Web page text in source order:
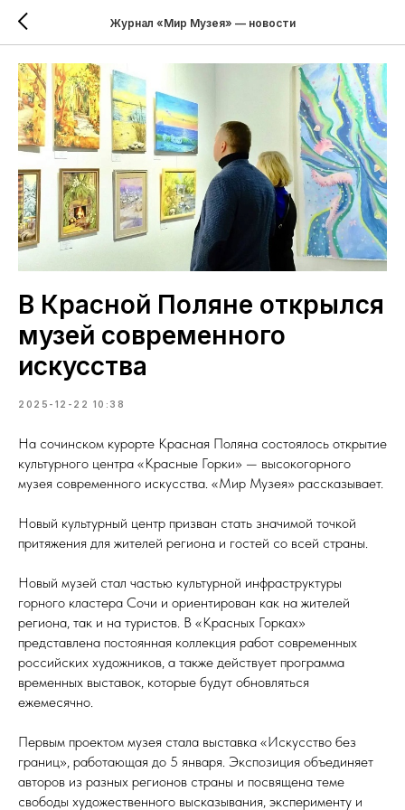
Журнал «Мир Музея» — новости
В Красной Поляне открылся
музей современного
искусства
2025-12-22 10:38
На сочинском курорте Красная Поляна состоялось открытие
культурного центра «Красные Горки» — высокогорного
музея современного искусства. «Мир Музея» рассказывает.
Новый культурный центр призван стать значимой точкой
притяжения для жителей региона и гостей со всей страны.
Новый музей стал частью культурной инфраструктуры
горного кластера Сочи и ориентирован как на жителей
региона, так и на туристов. В «Красных Горках»
представлена постоянная коллекция работ современных
российских художников, а также действует программа
временных выставок, которые будут обновляться
ежемесячно.
Первым проектом музея стала выставка «Искусство без
границ», работающая до 5 января. Экспозиция объединяет
авторов из разных регионов страны и посвящена теме
свободы художественного высказывания, эксперименту и